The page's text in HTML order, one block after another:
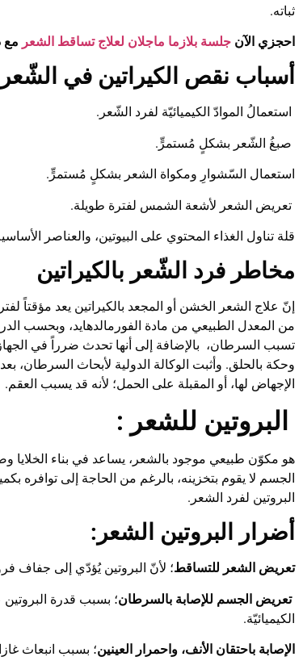
ثباته.
احجزي الآن جلسة بلازما ماجلان لعلاج تساقط الشعر مع
أسباب نقص الكيراتين في الشّعر
استعمالُ الموادّ الكيميائيّة لفرد الشّعر.
صبغُ الشّعر بشكلٍ مُستمرٍّ.
استعمال السّشوارِ ومكواة الشعر بشكلٍ مُستمرٍّ.
تعريض الشعر لأشعة الشمس لفترة طويلة.
قلة تناول الغذاء المحتوي على البيوتين، والعناصر
مخاطر فرد الشّعر بالكيراتين
من المعدل الطبيعي من مادة الفورمالدهايد، وبحسب
تسبب السرطان، بالإضافة إلى أنها تحدث ضرراً في
وحكة بالحلق. وأثبت الوكالة الدولية لأبحاث السرطان،
الإجهاض لها، أو المقبلة على الحمل؛ لأنه قد يسبب العقم.
البروتين للشعر :
هو مكوّن طبيعي موجود بالشعر، يساعد في بناء الخلايا
الجسم لا يقوم بتخزينه، بالرغم من الحاجة إلى توافره
البروتين لفرد الشعر.
أضرار البروتين الشعر :
تعريض الشعر للتساقط؛ لأنّ البروتين يُؤدّي إلى جفاف
تعريض الجسم للإصابة بالسرطان؛ بسبب قدرة البروتين
الكيميائيّة.
الإصابة باحتقان الأنف، واحمرار العينين؛ بسبب انبعاث